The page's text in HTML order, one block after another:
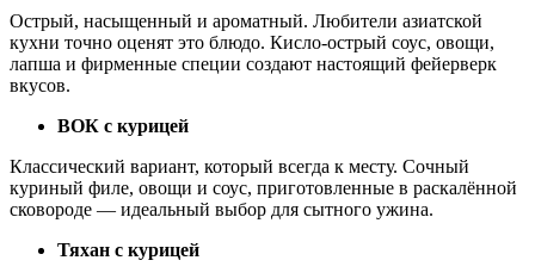
Острый, насыщенный и ароматный. Любители азиатской
кухни точно оценят это блюдо. Кисло-острый соус, овощи,
лапша и фирменные специи создают настоящий фейерверк
вкусов.
ВОК с курицей
Классический вариант, который всегда к месту. Сочный
куриный филе, овощи и соус, приготовленные в раскалённой
сковороде — идеальный выбор для сытного ужина.
Тяхан с курицей